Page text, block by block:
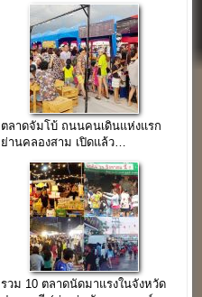
ตลาดจัมโบ้ ถนนคนเดินแห่งแรก
ย่านคลองสาม เปิดแล้ว…
รวม 10 ตลาดนัดมาแรงในจังหวัด